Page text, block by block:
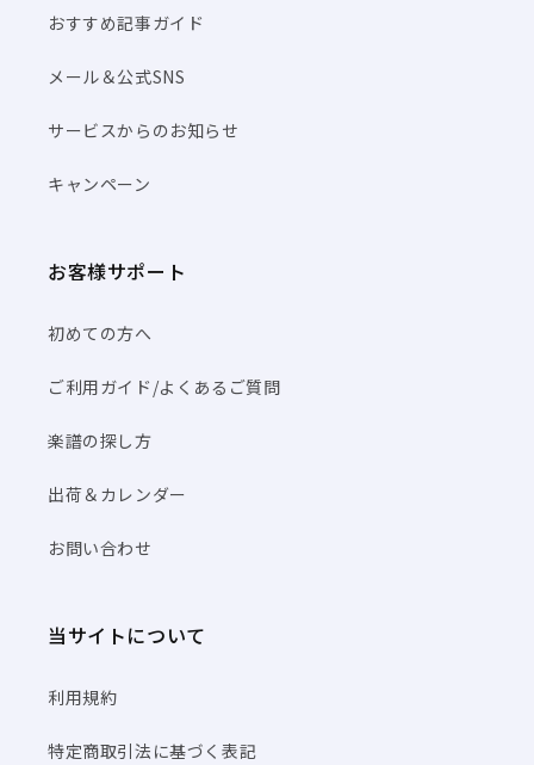
おすすめ記事ガイド
メール＆公式SNS
サービスからのお知らせ
キャンペーン
お客様サポート
初めての方へ
ご利用ガイド/よくあるご質問
楽譜の探し方
出荷＆カレンダー
お問い合わせ
当サイトについて
利用規約
特定商取引法に基づく表記